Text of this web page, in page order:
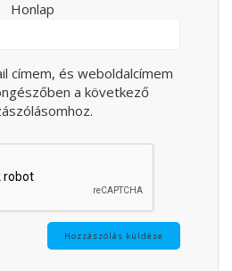
Honlap
címem, és weboldalcímem
a következő